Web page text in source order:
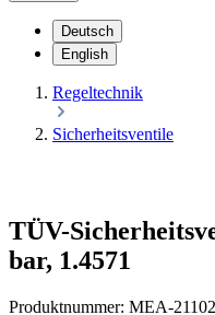
Deutsch
English
Regeltechnik
Sicherheitsventile
TÜV-
bar, 1.4571
Produktnummer: MEA-